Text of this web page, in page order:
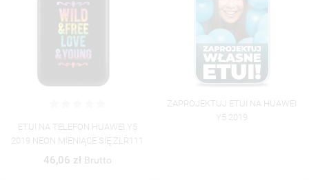
ETUI NA TELEFON HUAWEI Y5
2019 NEON MIENIĄCE SIĘ ZLR111
46,06 zł Brutto
ZAPROJEKTUJ ETUI NA HUAWEI
Y5 2019